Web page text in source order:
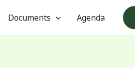
Documents Agenda